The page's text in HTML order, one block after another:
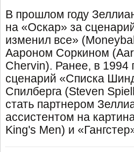
В прошлом году
на «Оскар» за
изменил все»
Аароном Соркином
Chervin). Ранее, в 1994
сценарий «Списка
Спилберга (Steven
стать партнером
ассистентом на
King's Men) и